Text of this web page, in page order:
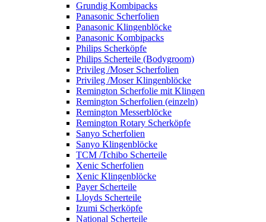
Grundig Kombipacks
Panasonic Scherfolien
Panasonic Klingenblöcke
Panasonic Kombipacks
Philips Scherköpfe
Philips Scherteile (Bodygroom)
Privileg /Moser Scherfolien
Privileg /Moser Klingenblöcke
Remington Scherfolie mit Klingen
Remington Scherfolien (einzeln)
Remington Messerblöcke
Remington Rotary Scherköpfe
Sanyo Scherfolien
Sanyo Klingenblöcke
TCM /Tchibo Scherteile
Xenic Scherfolien
Xenic Klingenblöcke
Payer Scherteile
Lloyds Scherteile
Izumi Scherköpfe
National Scherteile